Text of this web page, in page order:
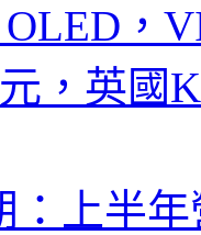
，
，英國
：上半